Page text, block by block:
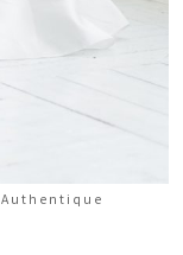
Authentique